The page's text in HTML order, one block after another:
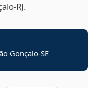
Gonçalo-SE